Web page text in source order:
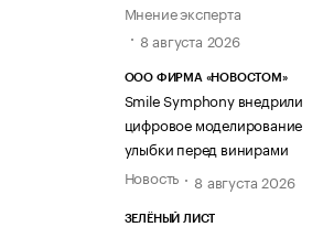
Мнение эксперта
8 августа 2026
ООО ФИРМА «НОВОСТОМ»
Smile Symphony внедрили
цифровое моделирование
улыбки перед винирами
Новость
8 августа 2026
ЗЕЛЁНЫЙ ЛИСТ